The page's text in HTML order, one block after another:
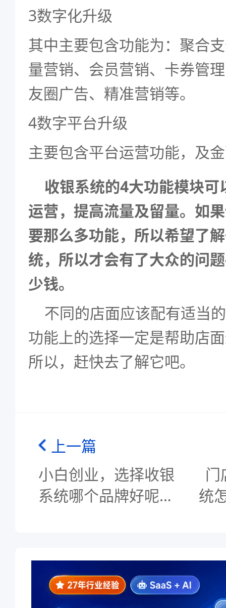
3数字化升级
其中主要包含功能为：聚合
量营销、会员营销、卡券管
友圈广告、精准营销等。
4数字平台升级
主要包含平台运营功能，及
收银系统的4大功能模块
运营，提高流量及留量。如
要那么多功能，所以希望了
统，所以才会有了大众的问
少钱。
不同的店面应该配有适当
功能上的选择一定是帮助店
所以，赶快去了解它吧。
上一篇
小白创业，选择收银
系统哪个品牌好呢？-
门
统